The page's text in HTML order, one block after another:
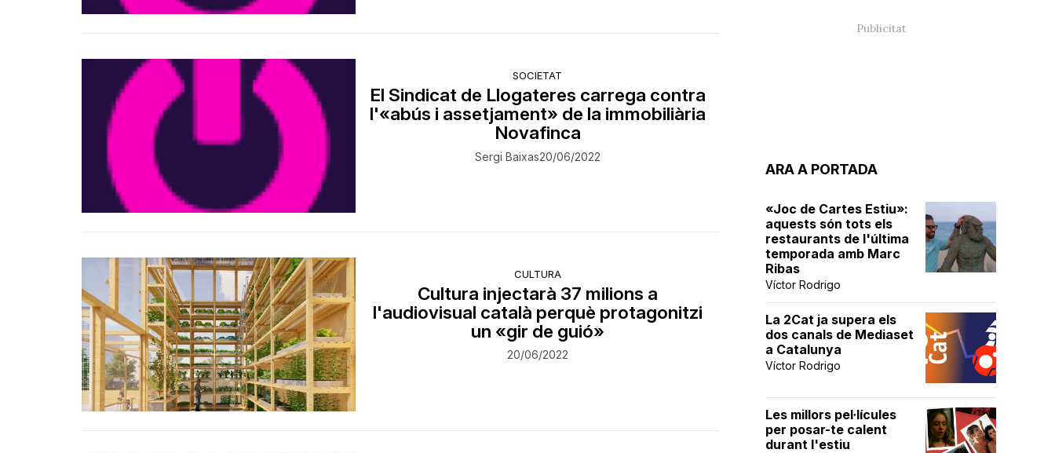
SOCIETAT
El Sindicat de Llogateres carrega contra
l'«abús i assetjament» de la immobiliària
Novafinca
Sergi Baixas20/06/2022
CULTURA
Cultura injectarà 37 milions a
l'audiovisual català perquè protagonitzi
un «gir de guió»
20/06/2022
ARA A PORTADA
«Joc de Cartes Estiu»:
aquests són tots els
restaurants de l'última
temporada amb Marc
Ribas
Víctor Rodrigo
La 2Cat ja supera els
dos canals de Mediaset
a Catalunya
Víctor Rodrigo
Les millors pel·lícules
per posar-te calent
durant l'estiu